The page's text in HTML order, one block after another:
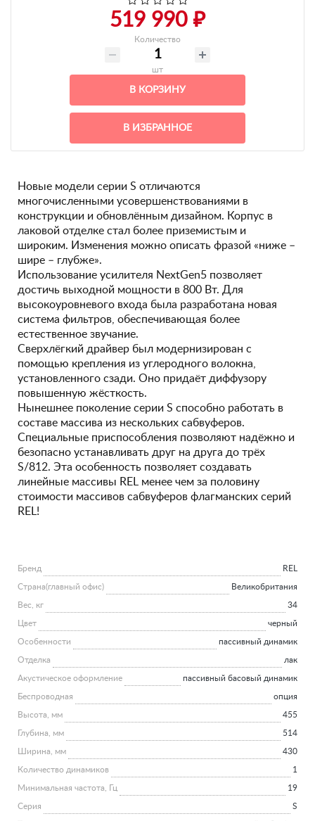
519 990 ₽
Количество
шт
В КОРЗИНУ
В ИЗБРАННОЕ
Новые модели серии S отличаются
многочисленными усовершенствованиями в
конструкции и обновлённым дизайном. Корпус в
лаковой отделке стал более приземистым и
широким. Изменения можно описать фразой «ниже –
шире – глубже».
Использование усилителя NextGen5 позволяет
достичь выходной мощности в 800 Вт. Для
высокоуровневого входа была разработана новая
система фильтров, обеспечивающая более
естественное звучание.
Сверхлёгкий драйвер был модернизирован с
помощью крепления из углеродного волокна,
установленного сзади. Оно придаёт диффузору
повышенную жёсткость.
Нынешнее поколение серии S способно работать в
составе массива из нескольких сабвуферов.
Специальные приспособления позволяют надёжно и
безопасно устанавливать друг на друга до трёх
S/812. Эта особенность позволяет создавать
линейные массивы REL менее чем за половину
стоимости массивов сабвуферов флагманских серий
REL!
Бренд REL
Страна(главный офис) Великобритания
Вес, кг 34
Цвет черный
Особенности пассивный динамик
Отделка лак
Акустическое оформление пассивный басовый динамик
Беспроводная опция
Высота, мм 455
Глубина, мм 514
Ширина, мм 430
Количество динамиков 1
Минимальная частота, Гц 19
Серия S